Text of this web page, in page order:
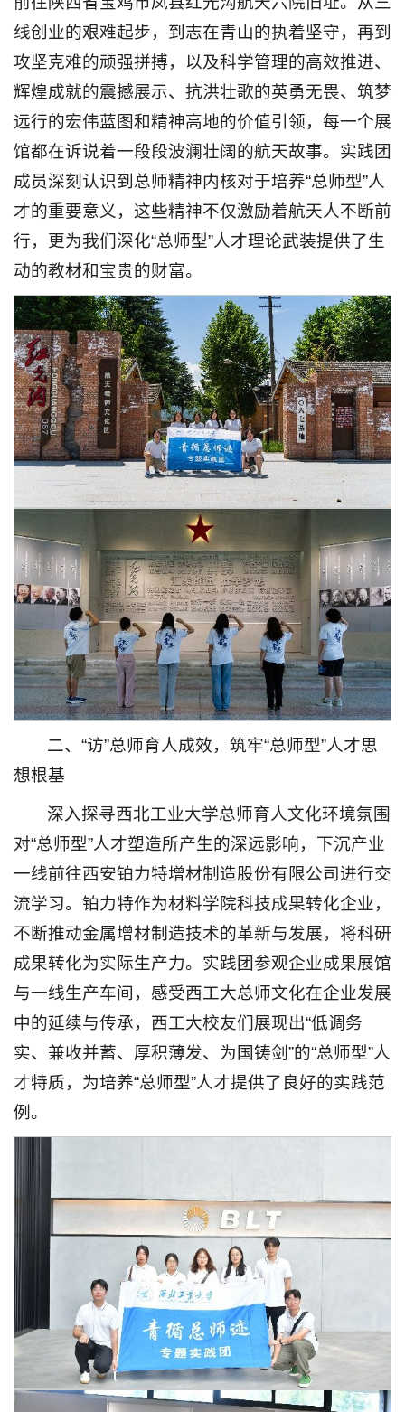
线创业的艰难起步，到志在青山的执着坚守，再到
攻坚克难的顽强拼搏，以及科学管理的高效推进、
辉煌成就的震撼展示、抗洪壮歌的英勇无畏、筑梦
远行的宏伟蓝图和精神高地的价值引领，每一个展
馆都在诉说着一段段波澜壮阔的航天故事。实践团
成员深刻认识到总师精神内核对于培养“总师型”人
才的重要意义，这些精神不仅激励着航天人不断前
行，更为我们深化“总师型”人才理论武装提供了生
动的教材和宝贵的财富。
二、“访”总师育人成效，筑牢“总师型”人才思
想根基
深入探寻西北工业大学总师育人文化环境氛围
对“总师型”人才塑造所产生的深远影响，下沉产业
一线前往西安铂力特增材制造股份有限公司进行交
流学习。铂力特作为材料学院科技成果转化企业，
不断推动金属增材制造技术的革新与发展，将科研
成果转化为实际生产力。实践团参观企业成果展馆
与一线生产车间，感受西工大总师文化在企业发展
中的延续与传承，西工大校友们展现出“低调务
实、兼收并蓄、厚积薄发、为国铸剑”的“总师型”人
才特质，为培养“总师型”人才提供了良好的实践范
例。